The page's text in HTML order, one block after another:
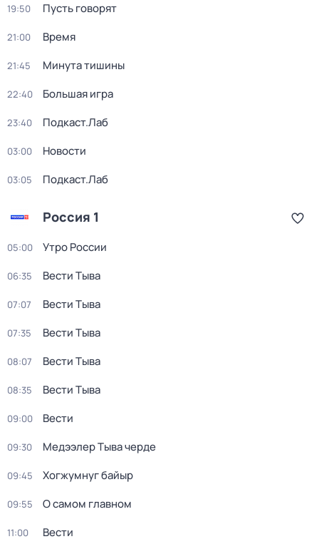
19:50 Пусть говорят
21:00 Время
21:45 Минута тишины
22:40 Большая игра
23:40 Подкаст.Лаб
03:00 Новости
03:05 Подкаст.Лаб
Россия 1
05:00 Утро России
06:35 Вести Тыва
07:07 Вести Тыва
07:35 Вести Тыва
08:07 Вести Тыва
08:35 Вести Тыва
09:00 Вести
09:30 Медээлер Тыва черде
09:45 Хогжумнуг байыр
09:55 О самом главном
11:00 Вести